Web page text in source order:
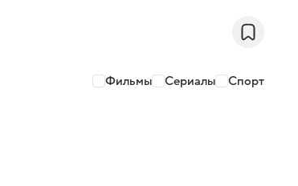
Фильмы Сериалы Спорт